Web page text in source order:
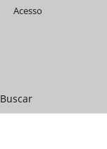
Buscar
Acesso